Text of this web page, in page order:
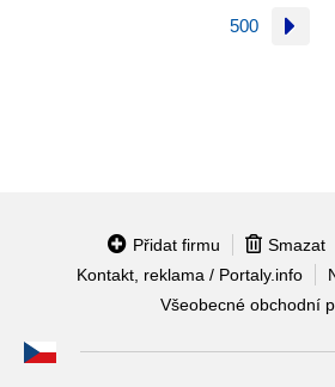
500
Přidat firmu Smazat
Kontakt, reklama / Portaly.info
Všeobecné obchodní